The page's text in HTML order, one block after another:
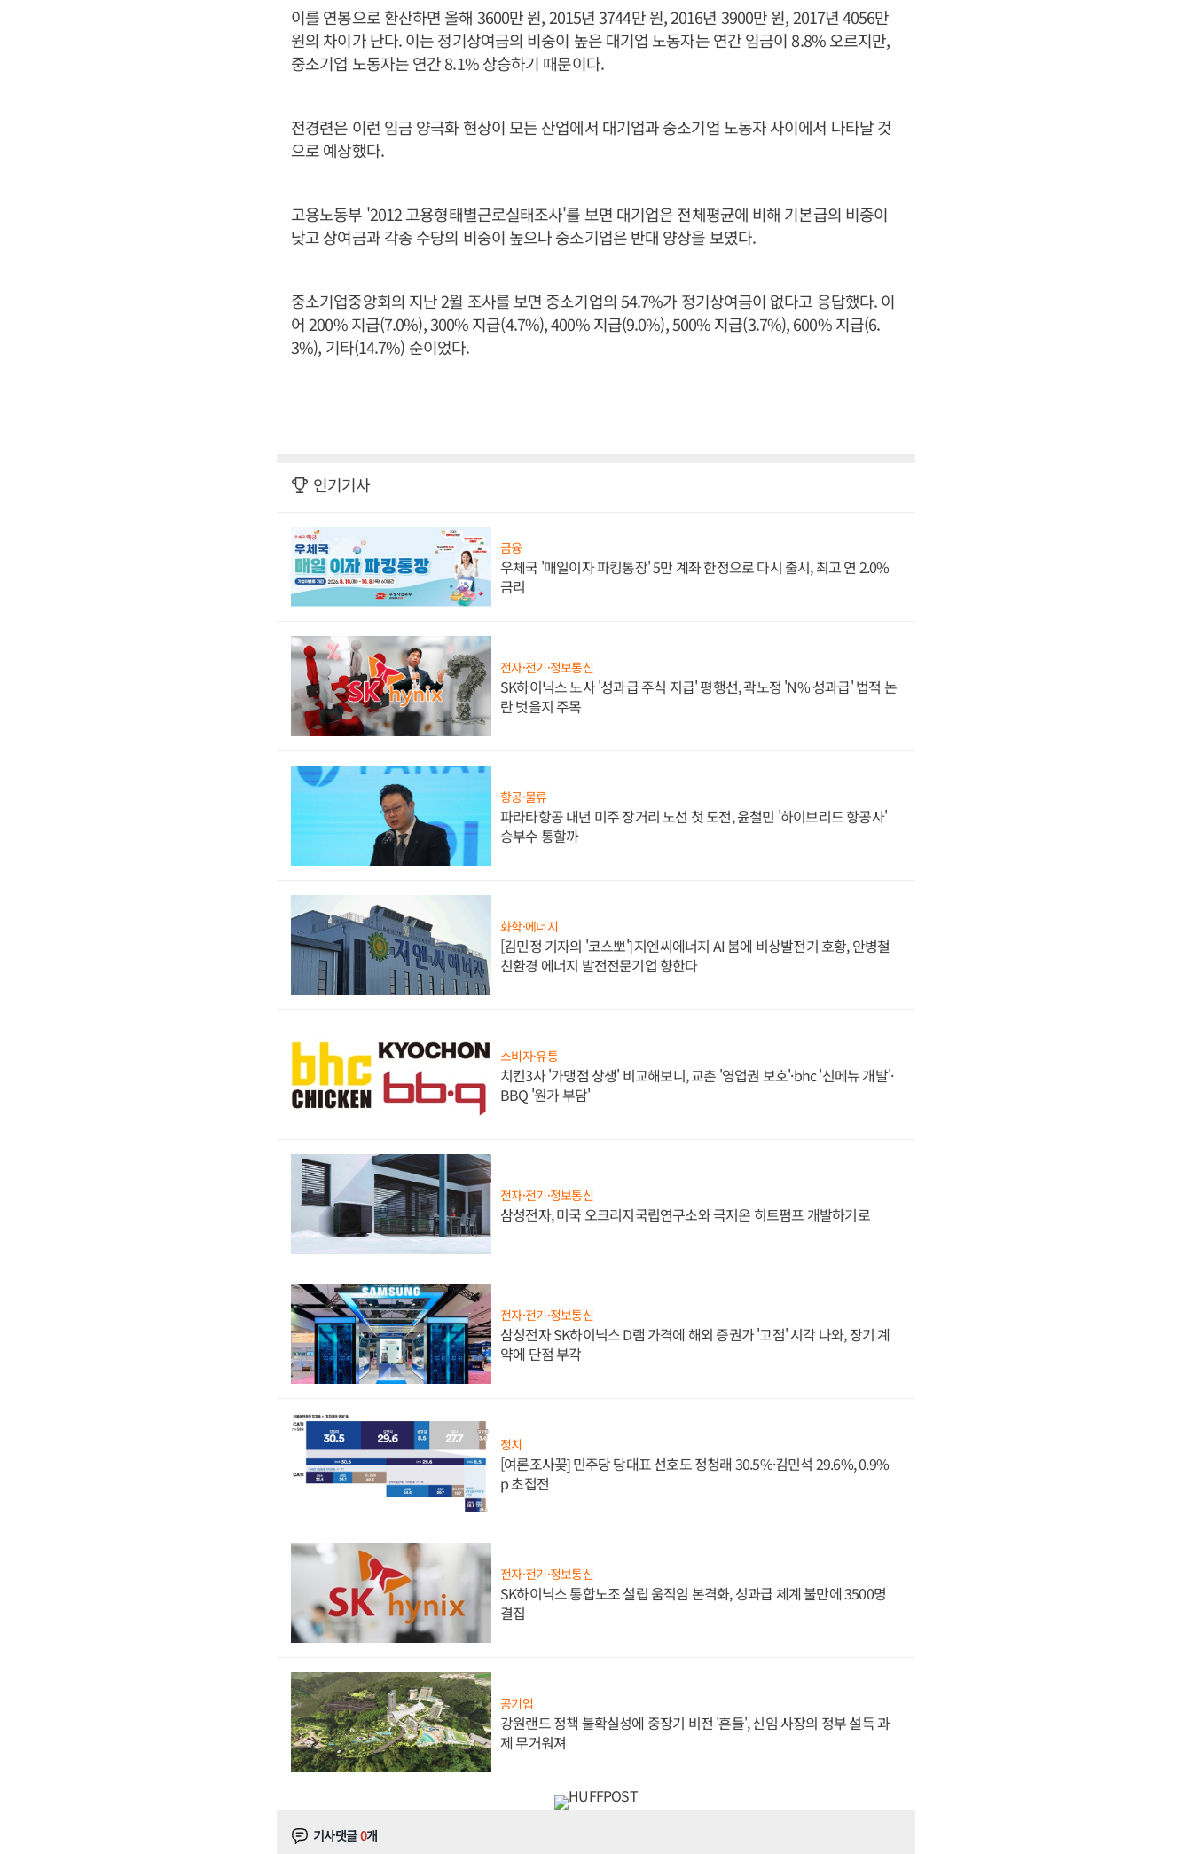
이를 연봉으로 환산하면 올해 3600만 원, 2015년 3744만 원, 2016년 3900만 원, 2017년 4056만
원의 차이가 난다. 이는 정기상여금의 비중이 높은 대기업 노동자는 연간 임금이 8.8% 오르지만,
중소기업 노동자는 연간 8.1% 상승하기 때문이다.
전경련은 이런 임금 양극화 현상이 모든 산업에서 대기업과 중소기업 노동자 사이에서 나타날 것
으로 예상했다.
고용노동부 '2012 고용형태별근로실태조사'를 보면 대기업은 전체평균에 비해 기본급의 비중이
낮고 상여금과 각종 수당의 비중이 높으나 중소기업은 반대 양상을 보였다.
중소기업중앙회의 지난 2월 조사를 보면 중소기업의 54.7%가 정기상여금이 없다고 응답했다. 이
어 200% 지급(7.0%), 300% 지급(4.7%), 400% 지급(9.0%), 500% 지급(3.7%), 600% 지급(6.
3%), 기타(14.7%) 순이었다.
인기기사
금융
우체국 '매일이자 파킹통장' 5만 계좌 한정으로 다시 출시, 최고 연 2.0%
금리
전자·전기·정보통신
SK하이닉스 노사 '성과급 주식 지급' 평행선, 곽노정 'N% 성과급' 법적 논
란 벗을지 주목
항공·물류
파라타항공 내년 미주 장거리 노선 첫 도전, 윤철민 '하이브리드 항공사'
승부수 통할까
화학·에너지
[김민정 기자의 '코스뽀'] 지엔씨에너지 AI 붐에 비상발전기 호황, 안병철
친환경 에너지 발전전문기업 향한다
소비자·유통
치킨3사 '가맹점 상생' 비교해보니, 교촌 '영업권 보호'·bhc '신메뉴 개발'·
BBQ '원가 부담'
전자·전기·정보통신
삼성전자, 미국 오크리지국립연구소와 극저온 히트펌프 개발하기로
전자·전기·정보통신
삼성전자 SK하이닉스 D램 가격에 해외 증권가 '고점' 시각 나와, 장기 계
약에 단점 부각
정치
[여론조사꽃] 민주당 당대표 선호도 정청래 30.5%·김민석 29.6%, 0.9%
p 초접전
전자·전기·정보통신
SK하이닉스 통합노조 설립 움직임 본격화, 성과급 체계 불만에 3500명
결집
공기업
강원랜드 정책 불확실성에 중장기 비전 '흔들', 신임 사장의 정부 설득 과
제 무거워져
기사댓글0개